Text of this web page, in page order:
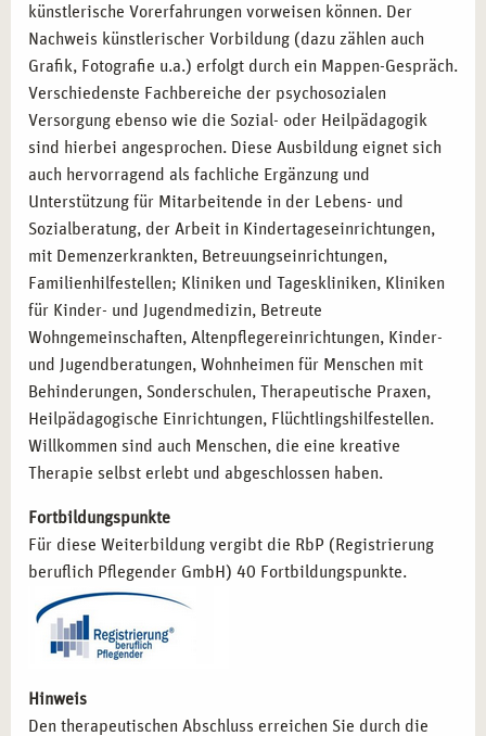
künstlerische Vorerfahrungen vorweisen können. Der
Nachweis künstlerischer Vorbildung (dazu zählen auch
Grafik, Fotografie u.a.) erfolgt durch ein Mappen-Gespräch.
Verschiedenste Fachbereiche der psychosozialen
Versorgung ebenso wie die Sozial- oder Heilpädagogik
sind hierbei angesprochen. Diese Ausbildung eignet sich
auch hervorragend als fachliche Ergänzung und
Unterstützung für Mitarbeitende in der Lebens- und
Sozialberatung, der Arbeit in Kindertageseinrichtungen,
mit Demenzerkrankten, Betreuungseinrichtungen,
Familienhilfestellen; Kliniken und Tageskliniken, Kliniken
für Kinder- und Jugendmedizin, Betreute
Wohngemeinschaften, Altenpflegereinrichtungen, Kinder-
und Jugendberatungen, Wohnheimen für Menschen mit
Behinderungen, Sonderschulen, Therapeutische Praxen,
Heilpädagogische Einrichtungen, Flüchtlingshilfestellen.
Willkommen sind auch Menschen, die eine kreative
Therapie selbst erlebt und abgeschlossen haben.
Fortbildungspunkte
Für diese Weiterbildung vergibt die RbP (Registrierung
beruflich Pflegender GmbH) 40 Fortbildungspunkte.
Hinweis
Den therapeutischen Abschluss erreichen Sie durch die